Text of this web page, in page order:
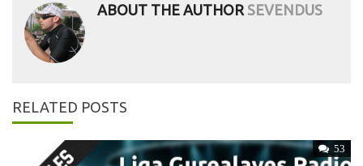
ABOUT THE AUTHOR SEVENDUS
RELATED POSTS
53